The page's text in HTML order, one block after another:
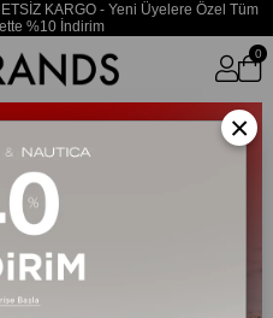
KARGO - Yeni Üyelere Özel Tüm
%10 İndirim
0
×